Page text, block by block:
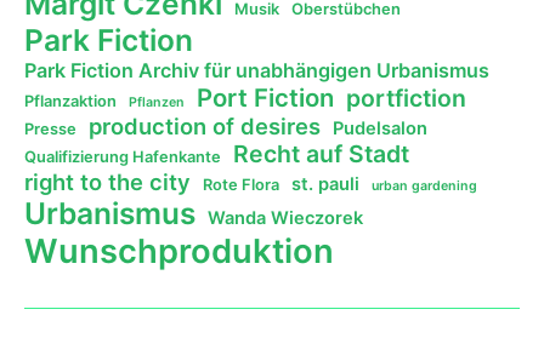
Musik Oberstübchen
Park Fiction
Park Fiction Archiv für unabhängigen Urbanismus
Pflanzaktion Pflanzen Port Fiction portfiction
Presse production of desires Pudelsalon
Qualifizierung Hafenkante Recht auf Stadt
right to the city Rote Flora st. pauli urban gardening
Urbanismus Wanda Wieczorek
Wunschproduktion